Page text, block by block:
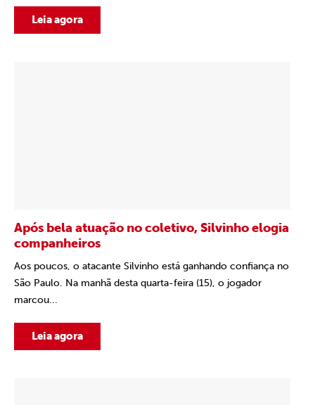
Leia agora
Após bela atuação no coletivo, Silvinho elogia
companheiros
Aos poucos, o atacante Silvinho está ganhando confiança no
São Paulo. Na manhã desta quarta-feira (15), o jogador
marcou...
Leia agora